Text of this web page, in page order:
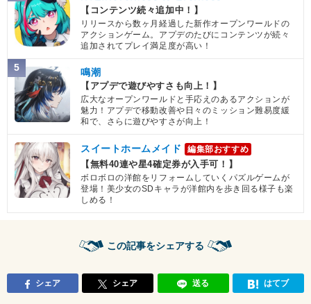
【コンテンツ続々追加中！】
リリースから数ヶ月経過した新作オープンワールドの
アクションゲーム。アプデのたびにコンテンツが続々
追加されてプレイ満足度が高い！
5 鳴潮
【アプデで遊びやすさも向上！】
広大なオープンワールドと手応えのあるアクションが
魅力！アプデで移動改善や日々のミッション難易度緩
和で、さらに遊びやすさが向上！
スイートホームメイド 編集部おすすめ
【無料40連や星4確定券が入手可！】
ボロボロの洋館をリフォームしていくパズルゲームが
登場！美少女のSDキャラが洋館内を歩き回る様子も楽
しめる！
この記事をシェアする
シェア シェア 送る はてブ